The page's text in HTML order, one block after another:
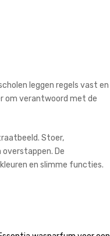
leggen regels vast en
om verantwoord met de
Stoer,
De
en slimme functies.